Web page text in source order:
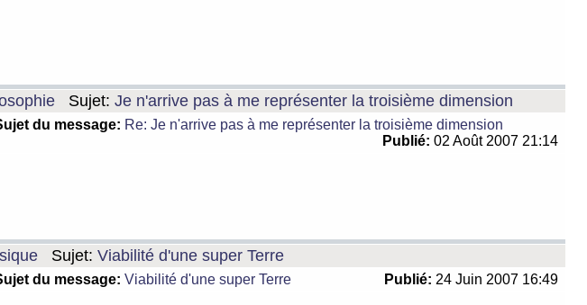
Sujet: Je n'arrive pas à me représenter la troisième dimension
du message: Re: Je n'arrive pas à me représenter la troisième dimension
Publié: 02 Août 2007 21:14
Sujet: Viabilité d'une super Terre
du message: Viabilité d'une super Terre Publié: 24 Juin 2007 16:49